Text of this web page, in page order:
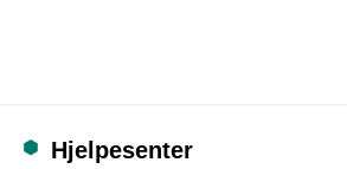
Hjelpesenter